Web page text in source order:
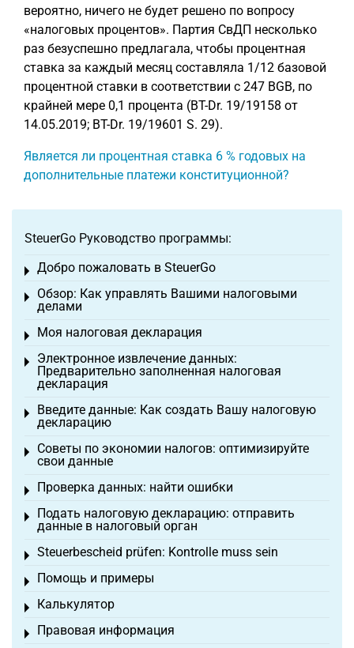
вероятно, ничего не будет решено по вопросу
«налоговых процентов». Партия СвДП несколько
раз безуспешно предлагала, чтобы процентная
ставка за каждый месяц составляла 1/12 базовой
процентной ставки в соответствии с 247 BGB, по
крайней мере 0,1 процента (BT-Dr. 19/19158 от
14.05.2019; BT-Dr. 19/19601 S. 29).
Является ли процентная ставка 6 % годовых на
дополнительные платежи конституционной?
SteuerGo Руководство программы:
Добро пожаловать в SteuerGo
Toggle menu
Обзор: Как управлять Вашими налоговыми
делами
Toggle menu
Моя налоговая декларация
Toggle menu
Электронное извлечение данных:
Предварительно заполненная налоговая
декларация
Toggle menu
Введите данные: Как создать Вашу налоговую
декларацию
Toggle menu
Советы по экономии налогов: оптимизируйте
свои данные
Toggle menu
Проверка данных: найти ошибки
Toggle menu
Подать налоговую декларацию: отправить
данные в налоговый орган
Toggle menu
Steuerbescheid prüfen: Kontrolle muss sein
Toggle menu
Помощь и примеры
Toggle menu
Калькулятор
Toggle menu
Правовая информация
Toggle menu